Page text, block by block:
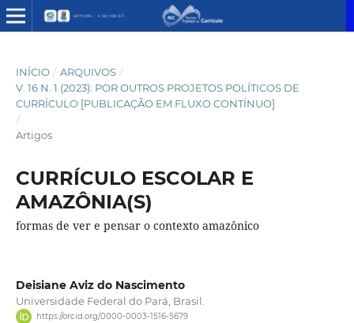
INÍCIO / ARQUIVOS /
V. 16 N. 1 (2023): POR OUTROS PROJETOS POLÍTICOS DE
CURRÍCULO [PUBLICAÇÃO EM FLUXO CONTÍNUO]
/
Artigos
CURRÍCULO ESCOLAR E
AMAZÔNIA(S)
formas de ver e pensar o contexto amazônico
Deisiane Aviz do Nascimento
Universidade Federal do Pará, Brasil.
https://orcid.org/0000-0003-1516-5679